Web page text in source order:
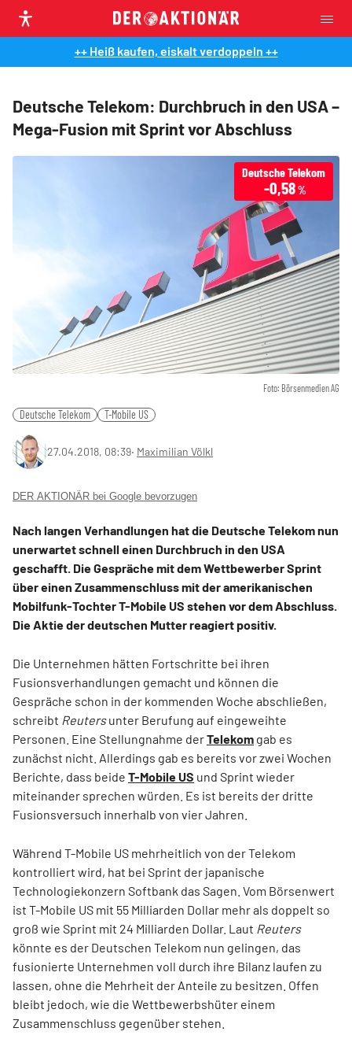
++ Heiß kaufen, eiskalt verdoppeln ++
Deutsche Telekom: Durchbruch in den USA –
Mega-Fusion mit Sprint vor Abschluss
Foto: Börsenmedien AG
Deutsche Telekom
-0,58%
Deutsche Telekom T-Mobile US
27.04.2018, 08:39‧ Maximilian Völkl
DER AKTIONÄR bei Google bevorzugen
Nach langen Verhandlungen hat die Deutsche Telekom nun
unerwartet schnell einen Durchbruch in den USA
geschafft. Die Gespräche mit dem Wettbewerber Sprint
über einen Zusammenschluss mit der amerikanischen
Mobilfunk-Tochter T-Mobile US stehen vor dem Abschluss.
Die Aktie der deutschen Mutter reagiert positiv.
Die Unternehmen hätten Fortschritte bei ihren
Fusionsverhandlungen gemacht und können die
Gespräche schon in der kommenden Woche abschließen,
schreibt Reutersunter Berufung auf eingeweihte
Personen. Eine Stellungnahme derTelekom gab es
zunächst nicht. Allerdings gab es bereits vor zwei Wochen
Berichte, dass beide T-Mobile US und Sprint wieder
miteinander sprechen würden. Es ist bereits der dritte
Fusionsversuch innerhalb von vier Jahren.
Während T-Mobile US mehrheitlich von der Telekom
kontrolliert wird, hat bei Sprint der japanische
Technologiekonzern Softbank das Sagen. Vom Börsenwert
ist T-Mobile US mit 55 Milliarden Dollar mehr als doppelt so
groß wie Sprint mit 24 Milliarden Dollar. Laut Reuters
könnte es der Deutschen Telekom nun gelingen, das
fusionierte Unternehmen voll durch ihre Bilanz laufen zu
lassen, ohne die Mehrheit der Anteile zu besitzen. Offen
bleibt jedoch, wie die Wettbewerbshüter einem
Zusammenschluss gegenüber stehen.